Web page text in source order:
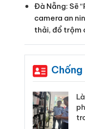
Đà Nẵng: Sẽ
camera an
thải, đổ trộm